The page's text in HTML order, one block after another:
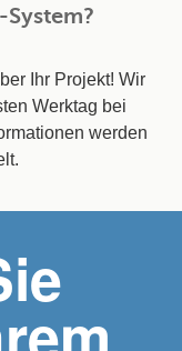
Ihr Projekt! Wir
Werktag bei
werden